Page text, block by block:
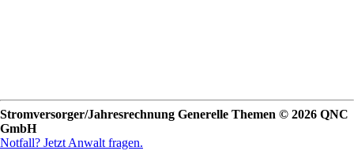
Stromversorger/Jahresrechnung Generelle Themen © 2026 QNC
GmbH
Notfall? Jetzt Anwalt fragen.